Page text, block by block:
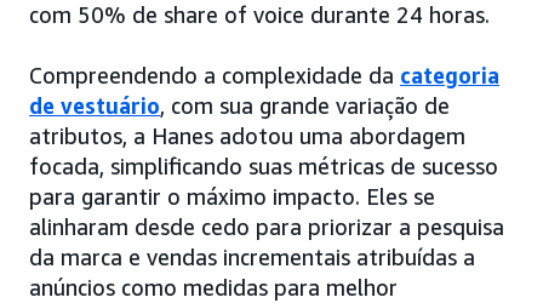
com 50% de share of voice durante 24 horas.
Compreendendo a complexidade da categoria
de vestuário, com sua grande variação de
atributos, a Hanes adotou uma abordagem
focada, simplificando suas métricas de sucesso
para garantir o máximo impacto. Eles se
alinharam desde cedo para priorizar a pesquisa
da marca e vendas incrementais atribuídas a
anúncios como medidas para melhor